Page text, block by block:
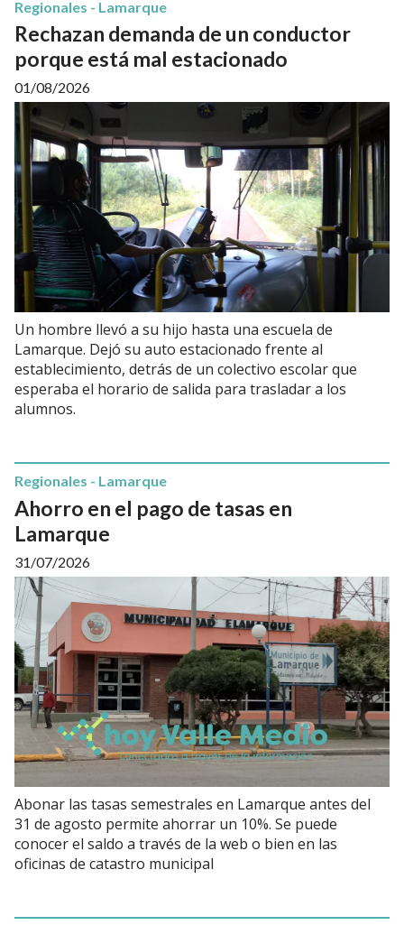
Rechazan demanda de un conductor
porque está mal estacionado
Regionales - Lamarque
01/08/2026
Un hombre llevó a su hijo hasta una escuela de
Lamarque. Dejó su auto estacionado frente al
establecimiento, detrás de un colectivo escolar que
esperaba el horario de salida para trasladar a los
alumnos.
Ahorro en el pago de tasas en
Lamarque
Regionales - Lamarque
31/07/2026
Abonar las tasas semestrales en Lamarque antes del
31 de agosto permite ahorrar un 10%. Se puede
conocer el saldo a través de la web o bien en las
oficinas de catastro municipal